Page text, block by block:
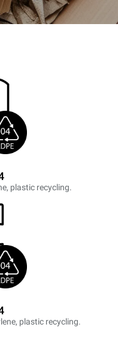
plastic recycling.
plastic recycling.